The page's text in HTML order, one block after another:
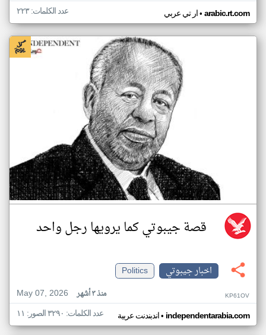
ار تي عربي• arabic.rt.com عدد الكلمات: ٢٢٣
قصة جيبوتي كما يرويها رجل واحد
اخبار جيبوتي
Politics
May 07, 2026
منذ ٣ أشهر KP61OV
اندبندنت عربية• independentarabia.com عدد الكلمات: ٣٢٩٠ الصور: ١١